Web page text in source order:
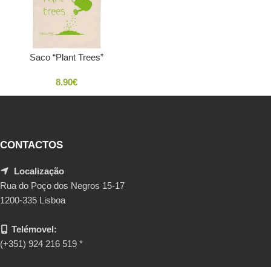
Saco “Plant Trees”
8.90€
CONTACTOS
Localização
Rua do Poço dos Negros 15-17
1200-335 Lisboa
Telémovel:
(+351) 924 216 519 *